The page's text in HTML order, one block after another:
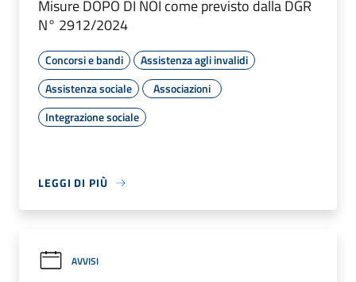
Misure DOPO DI NOI come previsto dalla DGR
N° 2912/2024
Concorsi e bandi
Assistenza agli invalidi
Assistenza sociale
Associazioni
Integrazione sociale
LEGGI DI PIÙ
AVVISI